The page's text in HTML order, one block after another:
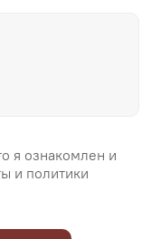
я ознакомлен и
и политики